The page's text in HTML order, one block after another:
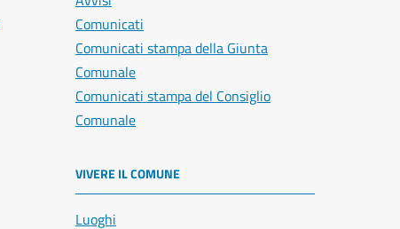
Comunicati
Comunicati stampa della Giunta
Comunale
Comunicati stampa del Consiglio
Comunale
VIVERE IL COMUNE
Luoghi